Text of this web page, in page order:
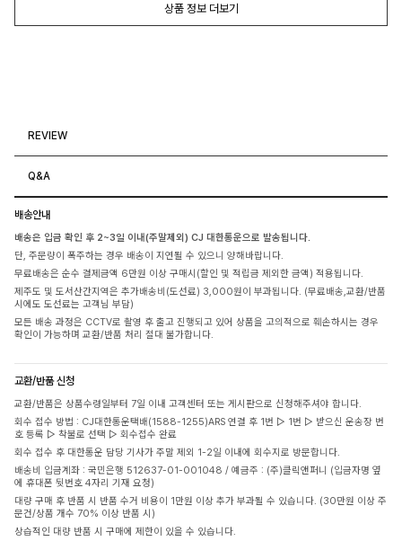
상품 정보 더보기
REVIEW
Q&A
배송안내
배송은 입금 확인 후 2~3일 이내(주말제외) CJ 대한통운으로 발송됩니다.
단, 주문량이 폭주하는 경우 배송이 지연될 수 있으니 양해바랍니다.
무료배송은 순수 결제금액 6만원 이상 구매시(할인 및 적립금 제외한 금액) 적용됩니다.
제주도 및 도서산간지역은 추가배송비(도선료) 3,000원이 부과됩니다. (무료배송,교환/반품
시에도 도선료는 고객님 부담)
모든 배송 과정은 CCTV로 촬영 후 출고 진행되고 있어 상품을 고의적으로 훼손하시는 경우
확인이 가능하며 교환/반품 처리 절대 불가합니다.
교환/반품 신청
교환/반품은 상품수령일부터 7일 이내 고객센터 또는 게시판으로 신청해주셔야 합니다.
회수 접수 방법 : CJ대한통운택배(1588-1255)ARS 연결 후 1번 ▷ 1번 ▷ 받으신 운송장 번
호 등록 ▷ 착불로 선택 ▷ 회수접수 완료
회수 접수 후 대한통운 담당 기사가 주말 제외 1-2일 이내에 회수지로 방문합니다.
배송비 입금계좌 : 국민은행 512637-01-001048 / 예금주 : (주)클릭앤퍼니 (입금자명 옆
에 휴대폰 뒷번호 4자리 기재 요청)
대량 구매 후 반품 시 반품 수거 비용이 1만원 이상 추가 부과될 수 있습니다. (30만원 이상 주
문건/상품 개수 70% 이상 반품 시)
상습적인 대량 반품 시 구매에 제한이 있을 수 있습니다.